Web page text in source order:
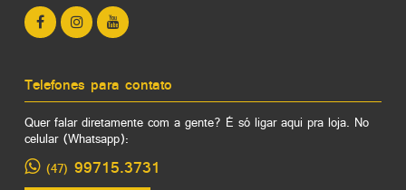
Telefones para contato
Quer falar diretamente com a gente? É só ligar aqui pra loja. No
celular (Whatsapp):
(47) 99715.3731